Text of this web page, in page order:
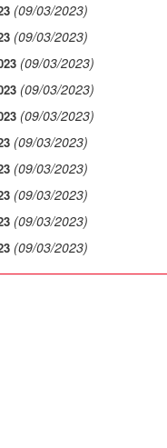
(09/03/2023)
(09/03/2023)
(09/03/2023)
(09/03/2023)
(09/03/2023)
(09/03/2023)
(09/03/2023)
(09/03/2023)
(09/03/2023)
(09/03/2023)